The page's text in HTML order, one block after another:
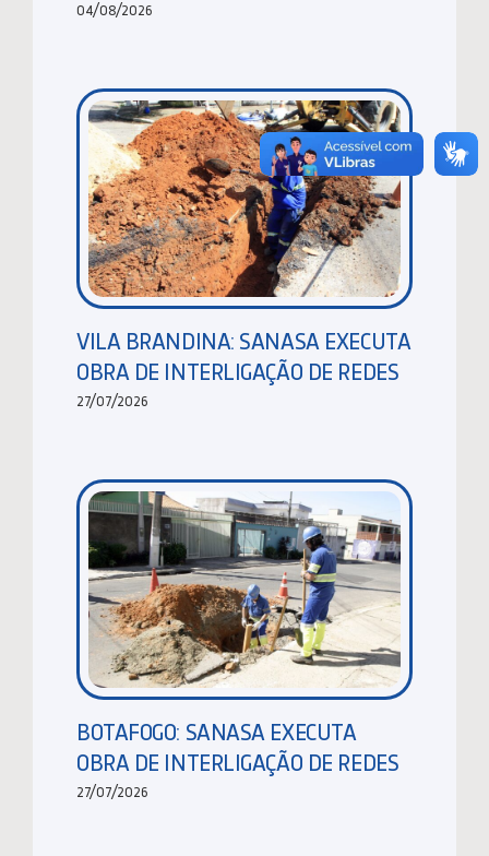
04/08/2026
VILA BRANDINA: SANASA EXECUTA
OBRA DE INTERLIGAÇÃO DE REDES
27/07/2026
BOTAFOGO: SANASA EXECUTA
OBRA DE INTERLIGAÇÃO DE REDES
27/07/2026